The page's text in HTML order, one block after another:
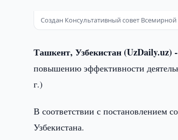
Создан Консультативный совет
Ташкент, Узбекистан (UzDaily.uz)
повышению эффективности
г.)
В соответствии с постановлением
Узбекистана.